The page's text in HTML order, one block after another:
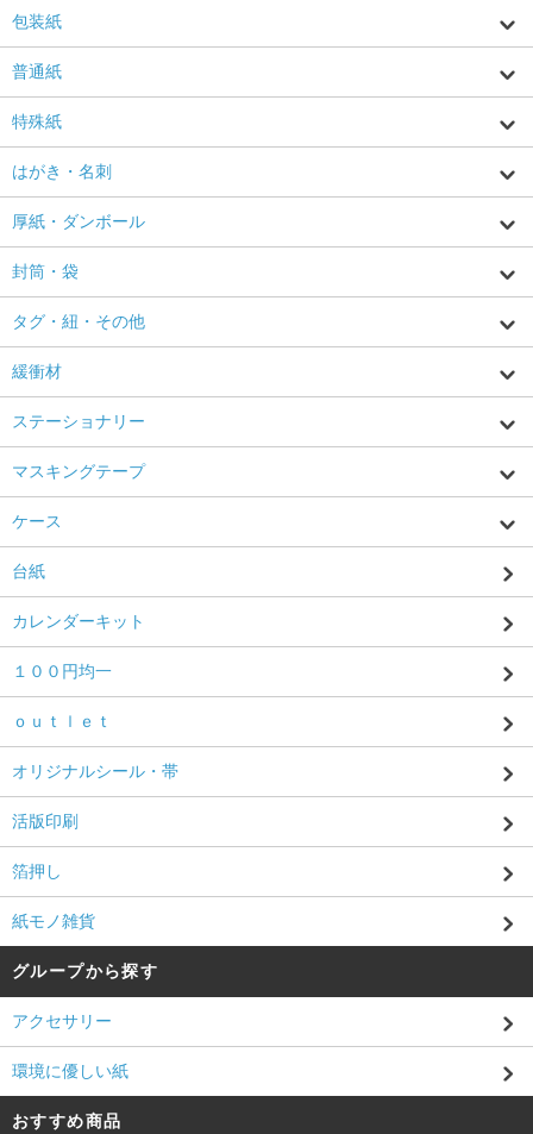
包装紙
普通紙
特殊紙
はがき・名刺
厚紙・ダンボール
封筒・袋
タグ・紐・その他
緩衝材
ステーショナリー
マスキングテープ
ケース
台紙
カレンダーキット
１００円均一
ｏｕｔｌｅｔ
オリジナルシール・帯
活版印刷
箔押し
紙モノ雑貨
グループから探す
アクセサリー
環境に優しい紙
おすすめ商品